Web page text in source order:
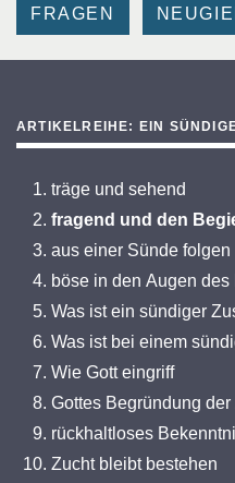
FRAGEN
ARTIKELREIHE: EIN
träge und sehend
fragend und den
aus einer Sünde
böse in den Augen
Was ist ein sündiger
Was ist bei einem
Wie Gott eingriff
Gottes Begründung der
rückhaltloses
Zucht bleibt bestehen